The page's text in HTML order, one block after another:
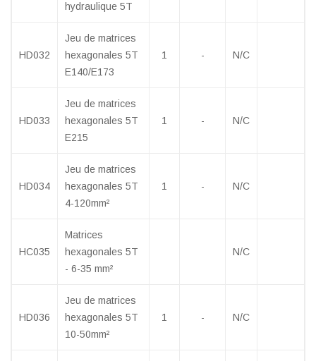
hydraulique 5T
HD032
Jeu de matrices
hexagonales 5T
E140/E173
1 - N/C
HD033
Jeu de matrices
hexagonales 5T
E215
1 - N/C
HD034
Jeu de matrices
hexagonales 5T
4-120mm²
1 - N/C
HC035
Matrices
hexagonales 5T
- 6-35 mm²
N/C
HD036
Jeu de matrices
hexagonales 5T
10-50mm²
1 - N/C